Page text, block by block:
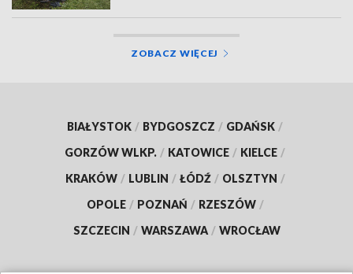
ZOBACZ WIĘCEJ
BIAŁYSTOK / BYDGOSZCZ / GDAŃSK /
GORZÓW WLKP. / KATOWICE / KIELCE /
KRAKÓW / LUBLIN / ŁÓDŹ / OLSZTYN /
OPOLE / POZNAŃ / RZESZÓW /
SZCZECIN / WARSZAWA / WROCŁAW